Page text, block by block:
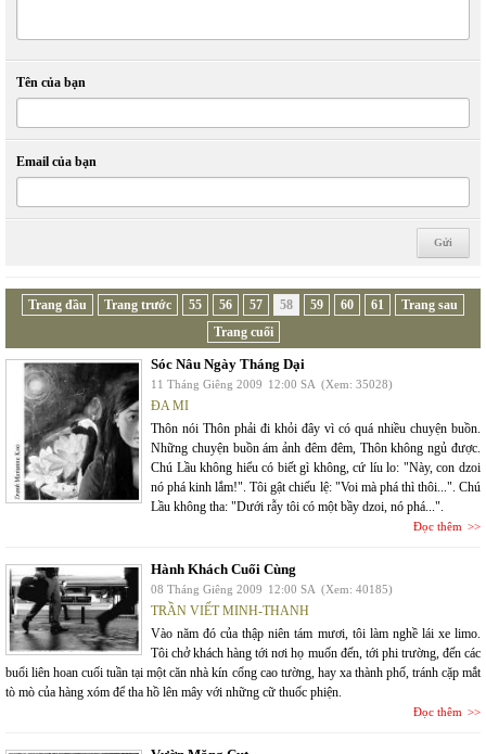
Tên của bạn
Email của bạn
Trang đầu Trang trước 55 56 57 58 59 60 61
Trang sau
Trang cuối
Sóc Nâu Ngày Tháng Dại
11 Tháng Giêng 2009 12:00 SA (Xem: 35028)
ĐA MI
Thôn nói Thôn phải đi khỏi đây vì có quá nhiều chuyện buồn.
Những chuyện buồn ám ảnh đêm đêm, Thôn không ngủ được.
Chú Lầu không hiểu có biết gì không, cứ líu lo: "Này, con dzoi
nó phá kinh lắm!". Tôi gật chiếu lệ: "Voi mà phá thì thôi...". Chú
Lầu không tha: "Dưới rẫy tôi có một bầy dzoi, nó phá...".
Đọc thêm
Hành Khách Cuối Cùng
08 Tháng Giêng 2009 12:00 SA (Xem: 40185)
TRẦN VIẾT MINH-THANH
Vào năm đó của thập niên tám mươi, tôi làm nghề lái xe limo.
Tôi chở khách hàng tới nơi họ muốn đến, tới phi trường, đến các
buổi liên hoan cuối tuần tại một căn nhà kín cổng cao tường, hay xa thành phố, tránh cặp mắt
tò mò của hàng xóm để tha hồ lên mây với những cữ thuốc phiện.
Đọc thêm